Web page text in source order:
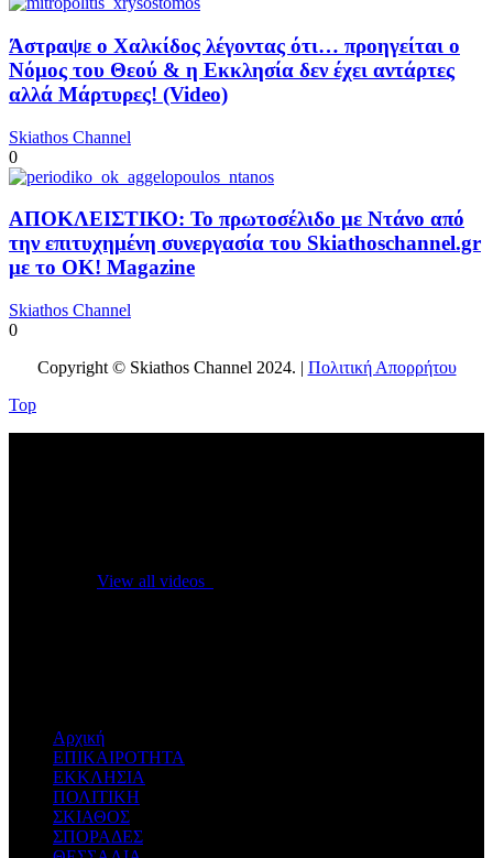
Άστραψε ο Χαλκίδος λέγοντας ότι… προηγείται ο
Νόμος του Θεού & η Εκκλησία δεν έχει αντάρτες
αλλά Μάρτυρες! (Video)
Skiathos Channel
0
ΑΠΟΚΛΕΙΣΤΙΚΟ: Το πρωτοσέλιδο με Ντάνο από
την επιτυχημένη συνεργασία του Skiathoschannel.gr
με το OK! Magazine
Skiathos Channel
0
Copyright © Skiathos Channel 2024. | Πολιτική Απορρήτου
Top
View all videos
Αρχική
ΕΠΙΚΑΙΡΟΤΗΤΑ
ΕΚΚΛΗΣΙΑ
ΠΟΛΙΤΙΚΗ
ΣΚΙΑΘΟΣ
ΣΠΟΡΑΔΕΣ